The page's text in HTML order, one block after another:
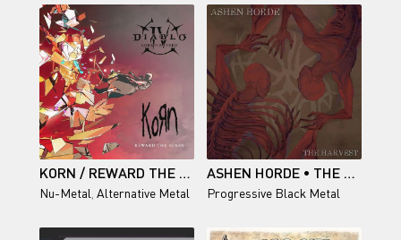
KORN / REWARD THE SCARS (SINGLE)
Nu-Metal Alternative Metal
ASHEN HORDE • THE HARVEST
Progressive Black Metal